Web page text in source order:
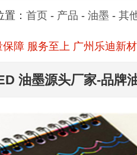
： 首页 - 产品 - 油墨 - 其
障 服务至上 广州乐迪新
油墨源头厂家-品牌